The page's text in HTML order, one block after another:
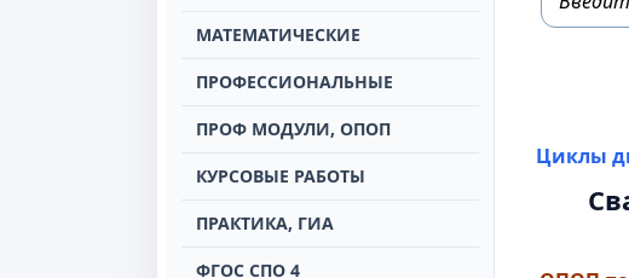
МАТЕМАТИЧЕСКИЕ
ПРОФЕССИОНАЛЬНЫЕ
ПРОФ МОДУЛИ, ОПОП
КУРСОВЫЕ РАБОТЫ
ПРАКТИКА, ГИА
ФГОС СПО 4
Циклы